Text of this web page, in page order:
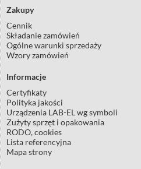
Zakupy
Cennik
Składanie zamówień
Ogólne warunki sprzedaży
Wzory zamówień
Informacje
Certyfikaty
Polityka jakości
Urządzenia LAB-EL wg symboli
Zużyty sprzęt i opakowania
RODO, cookies
Lista referencyjna
Mapa strony